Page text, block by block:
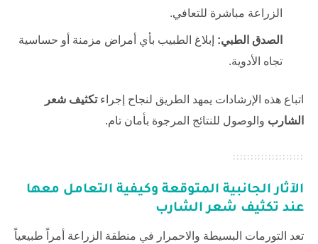
الزراعة مباشرة للتعافي.
الصدق الطبي: إبلاغ الطبيب بأي أمراض مزمنة أو حساسية
تجاه الأدوية.
اتباع هذه الإرشادات يمهد الطريق لنجاح إجراءتكثيف شعر
الشارب والوصول للنتائج المرجوة بأمان تام.
الآثار الجانبية المتوقعة وكيفية التعامل معها
عند تكثيف شعر الشارب
تعد التورمات البسيطة والاحمرار في منطقة الزراعة أمراً طبيعياً